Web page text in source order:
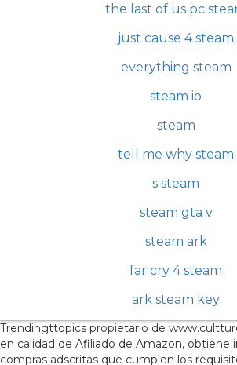
the last of us pc
just cause 4 steam
everything steam
steam io
steam
tell me why steam
s steam
steam gta v
steam ark
far cry 4 steam
ark steam key
Trendingttopics propietario de
en calidad de Afiliado de Amazon, obtiene
compras adscritas que cumplen los